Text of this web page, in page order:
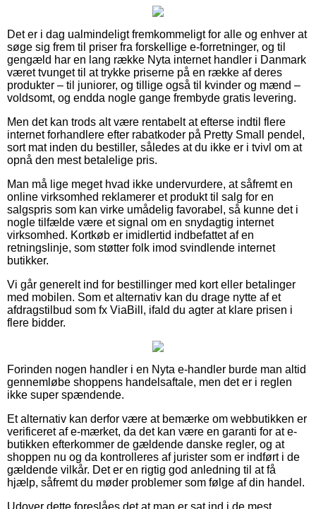
Det er i dag ualmindeligt fremkommeligt for alle og enhver at
søge sig frem til priser fra forskellige e-forretninger, og til
gengæld har en lang række Nyta internet handler i Danmark
været tvunget til at trykke priserne på en række af deres
produkter – til juniorer, og tillige også til kvinder og mænd –
voldsomt, og endda nogle gange frembyde gratis levering.
Men det kan trods alt være rentabelt at efterse indtil flere
internet forhandlere efter rabatkoder på Pretty Small pendel,
sort mat inden du bestiller, således at du ikke er i tvivl om at
opnå den mest betalelige pris.
Man må lige meget hvad ikke undervurdere, at såfremt en
online virksomhed reklamerer et produkt til salg for en
salgspris som kan virke umådelig favorabel, så kunne det i
nogle tilfælde være et signal om en snydagtig internet
virksomhed. Kortkøb er imidlertid indbefattet af en
retningslinje, som støtter folk imod svindlende internet
butikker.
Vi går generelt ind for bestillinger med kort eller betalinger
med mobilen. Som et alternativ kan du drage nytte af et
afdragstilbud som fx ViaBill, ifald du agter at klare prisen i
flere bidder.
Forinden nogen handler i en Nyta e-handler burde man altid
gennemløbe shoppens handelsaftale, men det er i reglen
ikke super spændende.
Et alternativ kan derfor være at bemærke om webbutikken er
verificeret af e-mærket, da det kan være en garanti for at e-
butikken efterkommer de gældende danske regler, og at
shoppen nu og da kontrolleres af jurister som er indført i de
gældende vilkår. Det er en rigtig god anledning til at få
hjælp, såfremt du møder problemer som følge af din handel.
Udover dette foreslåes det at man er sat ind i de mest